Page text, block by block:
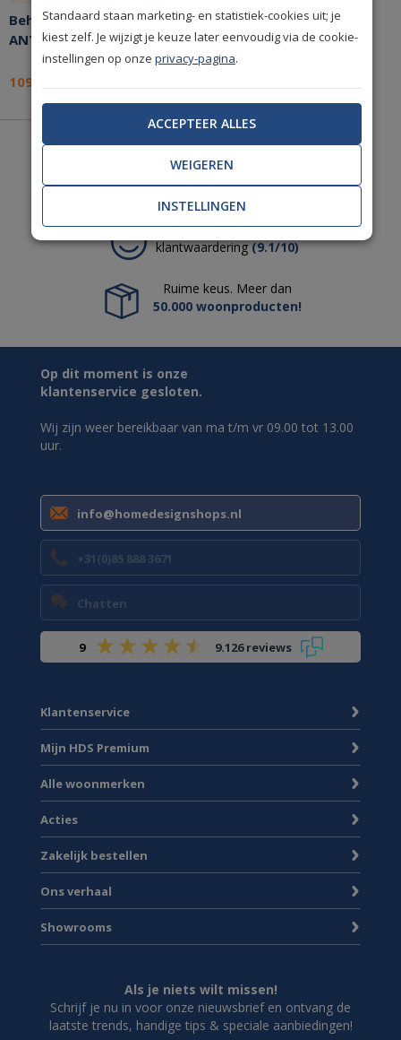
Behang Arte Antarès
ANT411
109,-
De mooisteA-merken
uit de woonbranche.
Uitstekende
klantwaardering(9.1/10)
Ruime keus. Meer dan
50.000 woonproducten!
Op dit moment is onze
klantenservice gesloten.
Wij zijn weer bereikbaar van ma t/m vr 09.00 tot 13.00
uur.
info@homedesignshops.nl
+31(0)85 888 3671
Chatten
9 9.126 reviews
Klantenservice
Mijn HDS Premium
Alle woonmerken
Acties
Zakelijk bestellen
Ons verhaal
Showrooms
Als je niets wilt missen!
Schrijf je nu in voor onze nieuwsbrief en ontvang de
laatste trends, handige tips & speciale aanbiedingen!
Standaard staan marketing- en statistiek-cookies uit; je
kiest zelf. Je wijzigt je keuze later eenvoudig via de cookie-
instellingen op onzeprivacy-pagina.
ACCEPTEER ALLES
WEIGEREN
INSTELLINGEN